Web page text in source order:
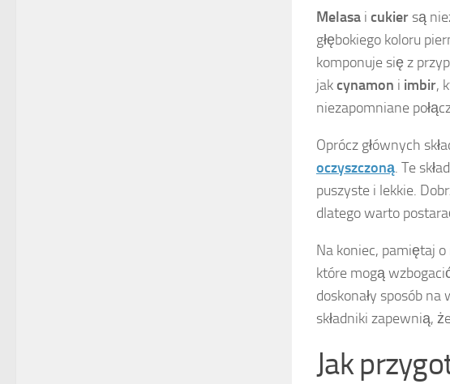
Melasa i cukier są
głębokiego koloru
komponuje się z
jakcynamon i imbir,
niezapomniane
Oprócz głównych
oczyszczoną. Te
puszyste i lekkie.
dlatego warto
Na koniec, pamiętaj
które mogą
doskonały sposób
składniki zapewnią,
Jak